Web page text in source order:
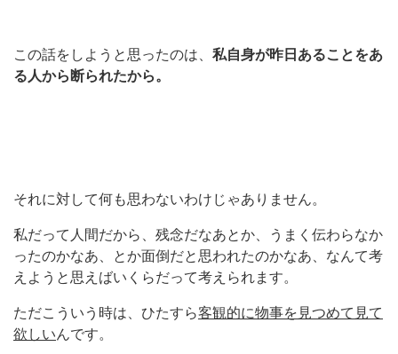
この話をしようと思ったのは、 私自身が昨日あることをあ
る人から断られたから。
それに対して何も思わないわけじゃありません。
私だって人間だから、残念だなあとか、うまく伝わらなか
ったのかなあ、とか面倒だと思われたのかなあ、なんて考
えようと思えばいくらだって考えられます。
ただこういう時は、ひたすら客観的に物事を見つめて見て
欲しいんです。